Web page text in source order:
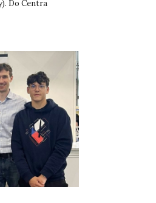
Do Centra